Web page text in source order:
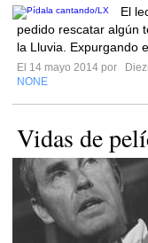
El
pedido rescatar algún
la Lluvia. Expurgando
El 14 mayo 2014 por
NONE
Vidas de